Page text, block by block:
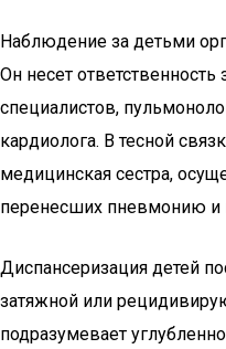
Наблюдение за детьми
Он несет
специалистов,
кардиолога. В тесной
медицинская сестра,
перенесших пневмонию и
Диспансеризация детей
затяжной или
подразумевает